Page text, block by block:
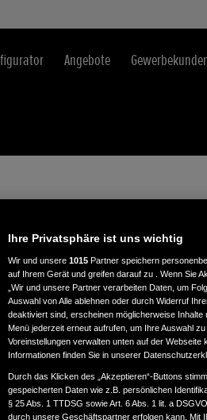
Angebote
Ihre Privatsphäre ist uns wichtig
Wir und unsere 1015 Partner speichern
auf Ihrem Gerät und greifen darauf zu . Wenn Sie
„Wir und unsere Partner verarbeiten Daten, um
Auswahl von Alle ablehnen oder durch Widerruf
deaktiviert sind, erscheinen möglicherweise
Menü jederzeit erneut aufrufen, um Ihre Auswahl
Voreinstellungen verwalten unten auf der
Informationen finden Sie in unserer
Durch das Klicken des „Akzeptieren“-Buttons
gespeicherten Daten wie z.B. persönlichen
§ 25 Abs. 1 TTDSG sowie Art. 6 Abs. 1 lit. a
durch unsere Geschäftspartner erfolgen kann. Mit